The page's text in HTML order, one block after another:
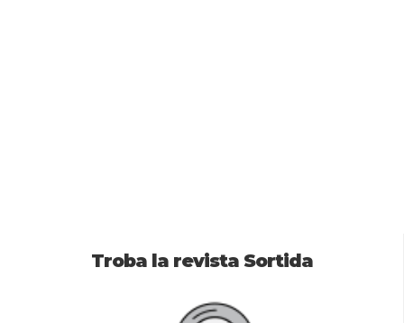
Troba la revista Sortida